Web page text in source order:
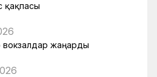
қақпасы
жаңарды